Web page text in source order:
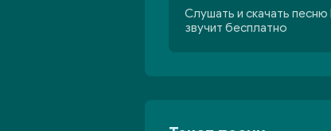
Слушать и скачать
звучит бесплатно